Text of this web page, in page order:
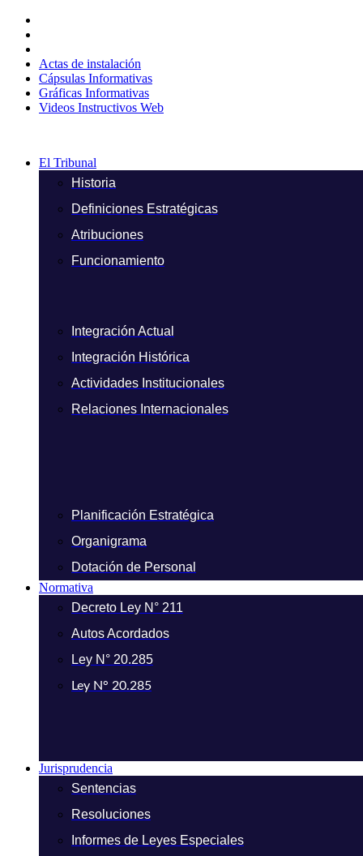
contenido
Actas de instalación
Cápsulas Informativas
Gráficas Informativas
Videos Instructivos Web
El Tribunal
Historia
Definiciones Estratégicas
Atribuciones
Funcionamiento
Integración Actual
Integración Histórica
Actividades Institucionales
Relaciones Internacionales
Planificación Estratégica
Organigrama
Dotación de Personal
Normativa
Decreto Ley N° 211
Autos Acordados
Ley N° 20.285
Ley N° 20.285
Jurisprudencia
Sentencias
Resoluciones
Informes de Leyes Especiales